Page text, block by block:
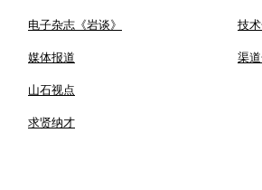
电子杂志《岩谈》
媒体报道
山石视点
求贤纳才
技
渠